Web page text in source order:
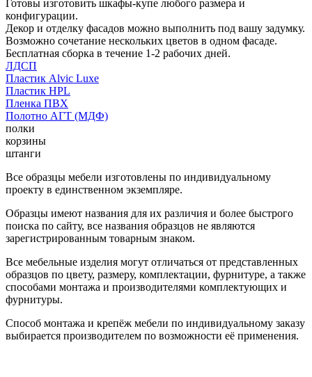
Готовы изготовить шкафы-купе любого размера и
конфигурации.
Декор и отделку фасадов можно выполнить под вашу задумку.
Возможно сочетание нескольких цветов в одном фасаде.
Бесплатная сборка в течение 1-2 рабочих дней.
ЛДСП
Пластик Alvic Luxe
Пластик HPL
Пленка ПВХ
Полотно АГТ (МДФ)
полки
корзины
штанги
Все образцы мебели изготовлены по индивидуальному
проекту в единственном экземпляре.
Образцы имеют названия для их различия и более быстрого
поиска по сайту, все названия образцов не являются
зарегистрированным товарным знаком.
Все мебельные изделия могут отличаться от представленных
образцов по цвету, размеру, комплектации, фурнитуре, а также
способами монтажа и производителями комплектующих и
фурнитуры.
Способ монтажа и крепёж мебели по индивидуальному заказу
выбирается производителем по возможности её применения.